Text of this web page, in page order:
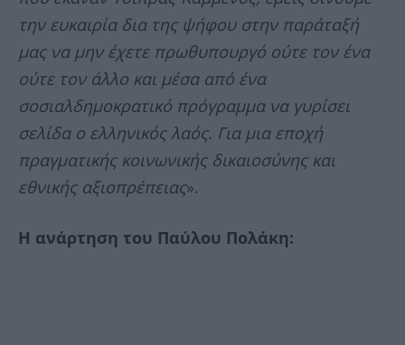
την ευκαιρία δια της ψήφου στην παράταξή
μας να μην έχετε πρωθυπουργό ούτε τον ένα
ούτε τον άλλο και μέσα από ένα
σοσιαλδημοκρατικό πρόγραμμα να γυρίσει
σελίδα ο ελληνικός λαός. Για μια εποχή
πραγματικής κοινωνικής δικαιοσύνης και
εθνικής αξιοπρέπειας».
Η ανάρτηση του Παύλου Πολάκη: